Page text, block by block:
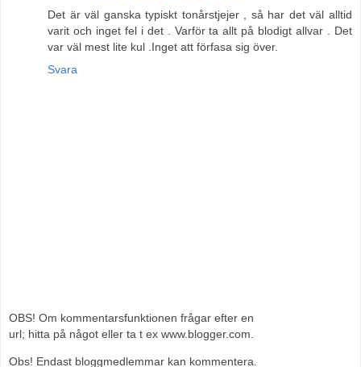
Det är väl ganska typiskt tonårstjejer , så har det väl alltid
varit och inget fel i det . Varför ta allt på blodigt allvar . Det
var väl mest lite kul .Inget att förfasa sig över.
Svara
OBS! Om kommentarsfunktionen frågar efter en
url; hitta på något eller ta t ex www.blogger.com.
Obs! Endast bloggmedlemmar kan kommentera.